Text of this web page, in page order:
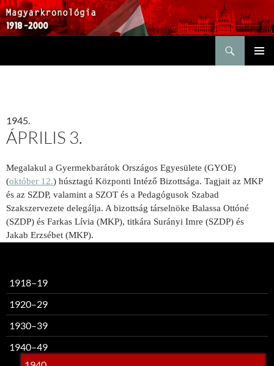
1945.
ÁPRILIS 3.
Megalakul a Gyermekbarátok Országos Egyesülete (GYOE)
(október 12.) húsztagú Központi Intéző Bizottsága. Tagjait az MKP
és az SZDP, valamint a SZOT és a Pedagógusok Szabad
Szakszervezete delegálja. A bizottság társelnöke Balassa Ottóné
(SZDP) és Farkas Lívia (MKP), titkára Surányi Imre (SZDP) és
Jakab Erzsébet (MKP).
1918–19
1920–29
1930–39
1940–49